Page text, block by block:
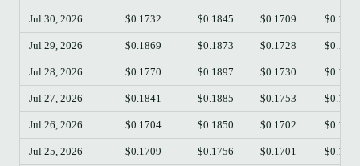
Jul 30, 2026 $0.1732 $0.1845 $0.1709 $0.1813
Jul 29, 2026 $0.1869 $0.1873 $0.1728 $0.1733
Jul 28, 2026 $0.1770 $0.1897 $0.1730 $0.1870
Jul 27, 2026 $0.1841 $0.1885 $0.1753 $0.1769
Jul 26, 2026 $0.1704 $0.1850 $0.1702 $0.1841
Jul 25, 2026 $0.1709 $0.1756 $0.1701 $0.1706